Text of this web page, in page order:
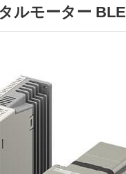
ルモーター